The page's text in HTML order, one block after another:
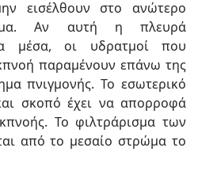
εισέλθουν στο ανώτερο
Αν αυτή η πλευρά
μέσα, οι υδρατμοί που
παραμένουν επάνω της
πνιγμονής. Το εσωτερικό
σκοπό έχει να απορροφά
Το φιλτράρισμα των
από το μεσαίο στρώμα το